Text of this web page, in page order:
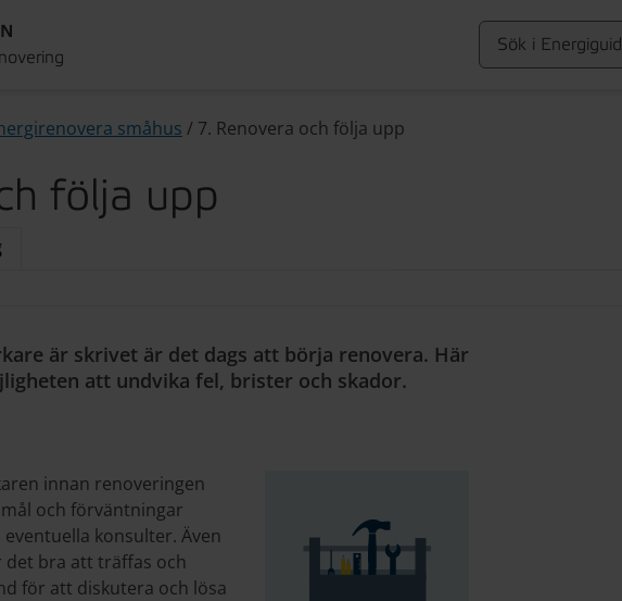
småhus / 7. Renovera och följa upp
följa upp
är skrivet är det dags att börja renovera. Här
att undvika fel, brister och skador.
innan renoveringen
och förväntningar
konsulter. Även
det bra att träffas och
för att diskutera och lösa